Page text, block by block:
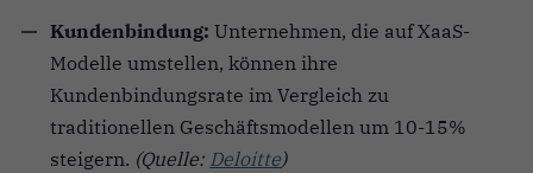
Kundenbindung: Unternehmen, die auf XaaS-
Modelle umstellen, können ihre
Kundenbindungsrate im Vergleich zu
traditionellen Geschäftsmodellen um 10-15%
steigern. (Quelle: Deloitte)